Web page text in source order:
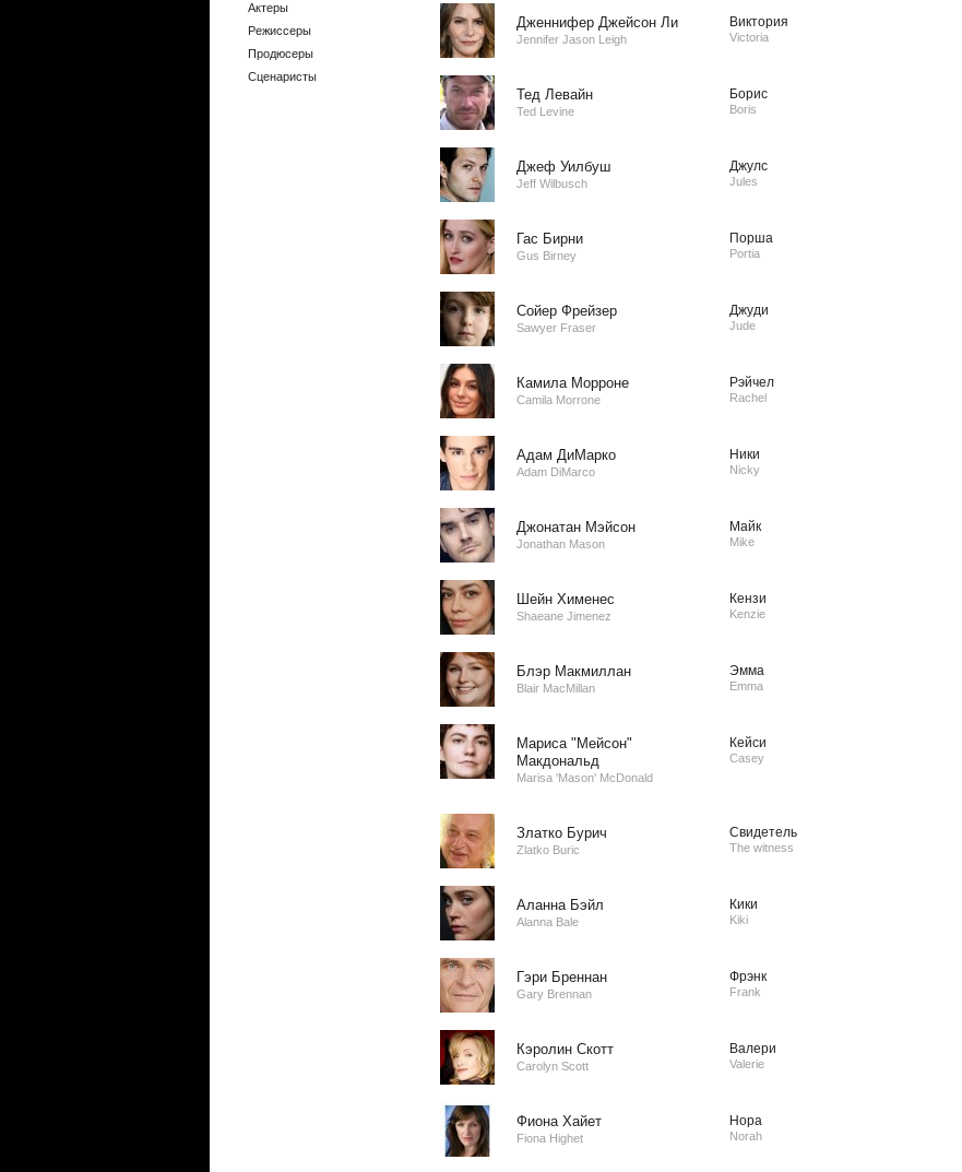
Актеры
Режиссеры
Продюсеры
Сценаристы
Дженнифер Джейсон Ли
Jennifer Jason Leigh
Виктория
Victoria
Тед Левайн
Ted Levine
Борис
Boris
Джеф Уилбуш
Jeff Wilbusch
Джулс
Jules
Гас Бирни
Gus Birney
Порша
Portia
Сойер Фрейзер
Sawyer Fraser
Джуди
Jude
Камила Морроне
Camila Morrone
Рэйчел
Rachel
Адам ДиМарко
Adam DiMarco
Ники
Nicky
Джонатан Мэйсон
Jonathan Mason
Майк
Mike
Шейн Хименес
Shaeane Jimenez
Кензи
Kenzie
Блэр Макмиллан
Blair MacMillan
Эмма
Emma
Мариса "Мейсон"
Макдональд
Marisa 'Mason' McDonald
Кейси
Casey
Златко Бурич
Zlatko Buric
Свидетель
The witness
Аланна Бэйл
Alanna Bale
Кики
Kiki
Гэри Бреннан
Gary Brennan
Фрэнк
Frank
Кэролин Скотт
Carolyn Scott
Валери
Valerie
Фиона Хайет
Fiona Highet
Нора
Norah